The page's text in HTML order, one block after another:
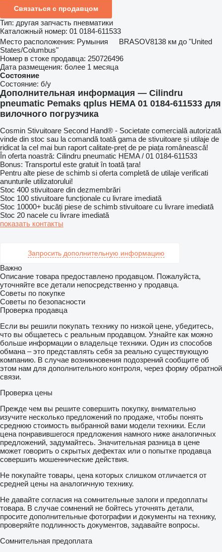
Связаться с продавцом
Тип: другая запчасть пневматики
Каталожный номер: 01 0184-611533
Место расположения: Румыния BRASOV8138 км до "United
States/Columbus"
Номер в стоке продавца: 250726496
Дата размещения: более 1 месяца
Состояние
Состояние: б/у
Дополнительная информация — Cilindru
pneumatic Pemaks qplus HEMA 01 0184-611533 для
вилочного погрузчика
Cosmin Stivuitoare Second Hand® - Societate comercială autorizată
vinde din stoc sau la comandă toată gama de stivuitoare și utilaje de
ridicat la cel mai bun raport calitate-preț de pe piața românească!
În oferta noastră: Cilindru pneumatic HEMA / 01 0184-611533
Bonus: Transportul este gratuit în toată țara!
Pentru alte piese de schimb si oferta completă de utilaje verificati
anunturile utilizatorului!
Stoc 400 stivuitoare din dezmembrări
Stoc 100 stivuitoare funcționale cu livrare imediată
Stoc 10000+ bucăți piese de schimb stivuitoare cu livrare imediată
Stoc 20 nacele cu livrare imediată
показать контакты
Запросить дополнительную информацию
Важно
Описание товара предоставлено продавцом. Пожалуйста,
уточняйте все детали непосредственно у продавца.
Советы по покупке
Советы по безопасности
Проверка продавца
Если вы решили покупать технику по низкой цене, убедитесь,
что вы общаетесь с реальным продавцом. Узнайте как можно
больше информации о владельце техники. Один из способов
обмана – это представлять себя за реально существующую
компанию. В случае возникновения подозрений сообщите об
этом нам для дополнительного контроля, через форму обратной
связи.
Проверка цены
Прежде чем вы решите совершить покупку, внимательно
изучите несколько предложений по продаже, чтобы понять
среднюю стоимость выбранной вами модели техники. Если
цена понравившегося предложения намного ниже аналогичных
предложений, задумайтесь. Значительная разница в цене
может говорить о скрытых дефектах или о попытке продавца
совершить мошеннические действия.
Не покупайте товары, цена которых слишком отличается от
средней цены на аналогичную технику.
Не давайте согласия на сомнительные залоги и предоплаты
товара. В случае сомнений не бойтесь уточнять детали,
просите дополнительные фотографии и документы на технику,
проверяйте подлинность документов, задавайте вопросы.
Сомнительная предоплата